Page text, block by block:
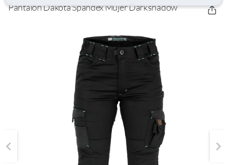
r
o
r
a
Pantalón Dakota Spandex Mujer Darkshadow